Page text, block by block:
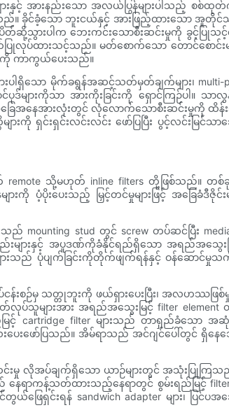
းနှင့် အားနည်းသော အလယ်ပြွန်များပါသည့် စစ်ထုတ်
ည်။ ခိုင်ခံ့သော ဘူးငယ်နှင့် အားဖြည့်ထားသော
ဆို့သွားပါက ဘေးကင်းသောစီးဆင်းမှုကို ခွင့်ပြု
ပြုလုပ်ထားသင့်သည်။ မတ်စောက်သော တောင်စောင်
းကို ကာကွယ်ပေးသည်။
ါရှိသော မိုက်ခရွန်အဆင့်သတ်မှတ်ချက်များ၊ multi-
ဒ်များကိုသာ အားကိုးခြင်းကို ရှောင်ကြဉ်ပါ။ သာ
ခြေအနေအားလုံးတွင် လုံလောက်သောစီးဆင်းမှုကို ထိန်
င်းရှင်းလင်းလင်း ဖော်ပြပြီး ပွင့်လင်းမြင်သာ
remote သို့မဟုတ် inline filters တို့ဖြစ်သည်။ တစ်ခု
များကို ပံ့ပိုးပေးသည့် မြှင့်တင်မှုများဖြင့် အခြေခံ
stud တွင် screw တပ်ဆင်ပြီး media၊
စည်းများနှင့် အပူဒဏ်ကိုခံနိုင်ရည်ရှိသော အရည်အသွေးမ
on များသည် ပုံပျက်ခြင်းကိုတိုက်ဖျက်ရန်နှင့် ဝန်ဆ
သတ္တုဘူးကို ဖယ်ရှားပေးပြီး၊ အလဟဿဖြစ်မှုကို
တ်လုပ်သူများအား အရည်အသွေးမြင့် filter
cartridge filter များသည် တာရှည်ခံသော အဆုံးအ
ာ်ပြသည်။ အိမ်ရာသည် အင်ဂျင်ပေါ်တွင် ရှိနေသောက
ဆင်းမှု လိုအပ်ချက်ရှိသော ယာဉ်များတွင် အသုံးပြုကြ
တို့သည် နေရာကန့်သတ်ထားသည့်နေရာတွင် စွမ်းရည်မြင့်
င်းရန် sandwich adapter များ၊ ပြင်ပအအေ